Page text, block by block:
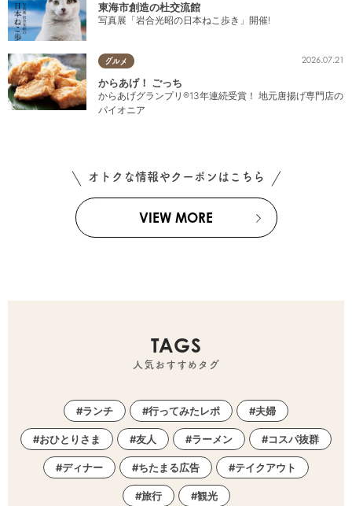
東海市創造の杜交流館
写真展「岩合光昭の日本ねこ歩き」開催!
グルメ 2026.07.21
からあげ！ ごっち
からあげグランプリ®13年連続受賞！ 地元唐揚げ専門店の
パイオニア
オトクな情報やクーポンはこちら
VIEW MORE
TAGS
人気おすすめタグ
ランチ 行ってみたレポ 夫婦
おひとりさま 友人 ラーメン コスパ抜群
ディナー ちたまる広告 テイクアウト
旅行 観光